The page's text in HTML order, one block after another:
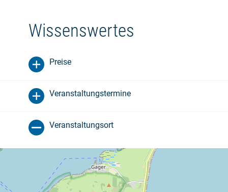
Wissenswertes
Preise
Veranstaltungstermine
Veranstaltungsort